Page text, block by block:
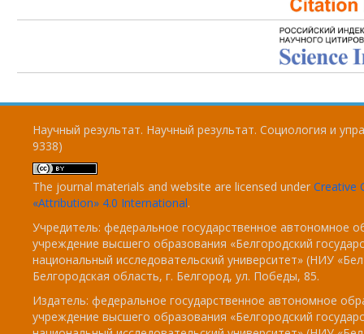
Научный результат. Научный результат. Социология и
9338)
The journal materials and website are licensed under Creative
«Attribution» 4.0 International.
Учредитель: федеральное государственное автономное
учреждение высшего образования «Белгородский
национальный исследовательский университет» (НИУ
Белгородская область, г. Белгород, ул. Победы, 85.
Издатель: федеральное государственное автономное
учреждение высшего образования «Белгородский